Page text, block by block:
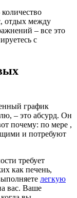
отдых между
– все это
с
график
– это абсурд. Он
почему: по мере ,
и потребуют
требует
как печень,
легкую
вас. Ваше